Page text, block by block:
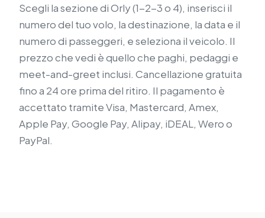
Scegli la sezione di Orly (1-2-3 o 4), inserisci il
numero del tuo volo, la destinazione, la data e il
numero di passeggeri, e seleziona il veicolo. Il
prezzo che vedi è quello che paghi, pedaggi e
meet-and-greet inclusi. Cancellazione gratuita
fino a 24 ore prima del ritiro. Il pagamento è
accettato tramite Visa, Mastercard, Amex,
Apple Pay, Google Pay, Alipay, iDEAL, Wero o
PayPal.